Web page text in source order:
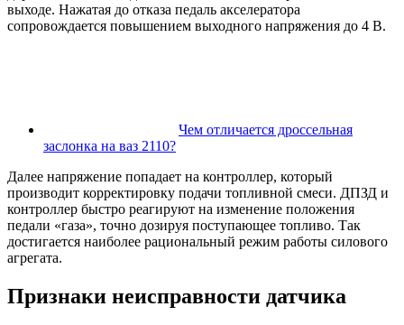
выходе. Нажатая до отказа педаль акселератора
сопровождается повышением выходного напряжения до 4 В.
Чем отличается дроссельная
заслонка на ваз 2110?
Далее напряжение попадает на контроллер, который
производит корректировку подачи топливной смеси. ДПЗД и
контроллер быстро реагируют на изменение положения
педали «газа», точно дозируя поступающее топливо. Так
достигается наиболее рациональный режим работы силового
агрегата.
Признаки неисправности датчика